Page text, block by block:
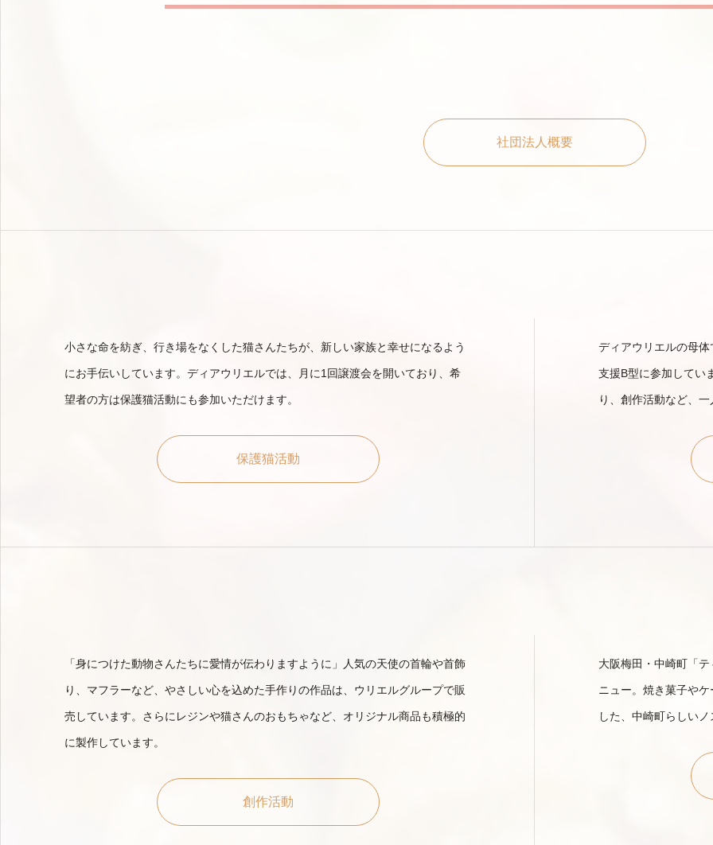
社団法人概要
小さな命を紡ぎ、行き場をなくした猫さんたちが、新しい家族と幸せになるよう
にお手伝いしています。ディアウリエルでは、月に1回譲渡会を開いており、希
望者の方は保護猫活動にも参加いただけます。
保護猫活動
ディアウリエルの母
支援B型に参加してい
り、創作活動など、
「身につけた動物さんたちに愛情が伝わりますように」人気の天使の首輪や首飾
り、マフラーなど、やさしい心を込めた手作りの作品は、ウリエルグループで販
売しています。さらにレジンや猫さんのおもちゃなど、オリジナル商品も積極的
に製作しています。
創作活動
大阪梅田・中崎町「
ニュー。焼き菓子や
した、中崎町らしい